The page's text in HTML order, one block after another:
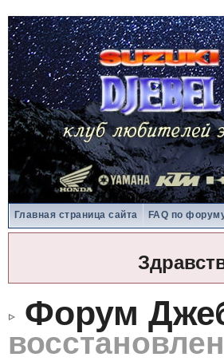
Главная страница сайта FAQ по
Форум